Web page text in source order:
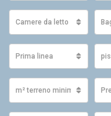
Camere da letto
Prima linea
m² terreno minimo